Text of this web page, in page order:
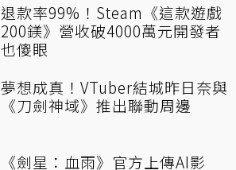
退款率99%！Steam《這款遊戲
200鎂》營收破4000萬元開發者
也傻眼
夢想成真！VTuber結城昨日奈與
《刀劍神域》推出聯動周邊
《劍星：血雨》官方上傳AI影